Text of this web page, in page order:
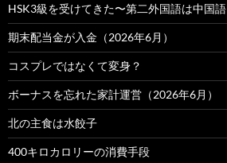
HSK3級を受けてきた〜第二外国語は中国語
期末配当金が入金（2026年6月）
コスプレではなくて変身？
ボーナスを忘れた家計運営（2026年6月）
北の主食は水餃子
400キロカロリーの消費手段